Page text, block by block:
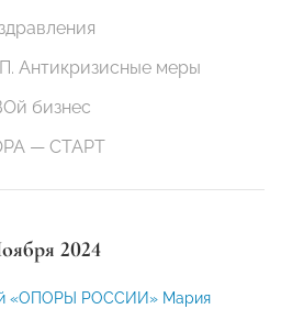
Антикризисные меры
бизнес
— СТАРТ
2024
«ОПОРЫ РОССИИ» Мария